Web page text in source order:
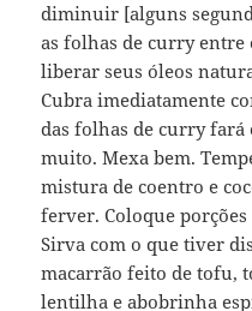
diminuir [alguns
as folhas de curry entre
liberar seus óleos
Cubra imediatamente
das folhas de curry
muito. Mexa bem.
mistura de coentro e
ferver. Coloque
Sirva com o que tiver
macarrão feito de tofu,
lentilha e abobrinha